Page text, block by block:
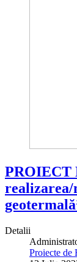
PROIECT
realizarea/
Detalii
Proiecte de